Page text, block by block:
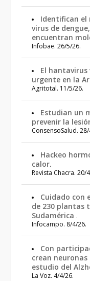
Identifican el
virus de
encuentran
Infobae. 26/5/26.
El hantavirus
urgente en la
Agritotal. 11/5/26.
Estudian un
prevenir la
ConsensoSalud.
Hackeo
calor.
Revista Chacra. 20/
Cuidado con
de 230 plantas
Sudamérica .
Infocampo. 8/4/26.
Con
crean
estudio del
La Voz. 4/4/26.